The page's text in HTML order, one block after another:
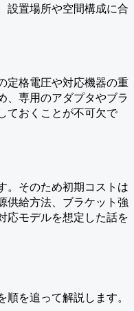
設置場所や空間構成に合
定格電圧や対応機器の重
、専用のアダプタやブラ
ておくことが不可欠で
。そのため初期コストは
供給方法、ブラケット強
応モデルを想定した話を
を追って解説します。